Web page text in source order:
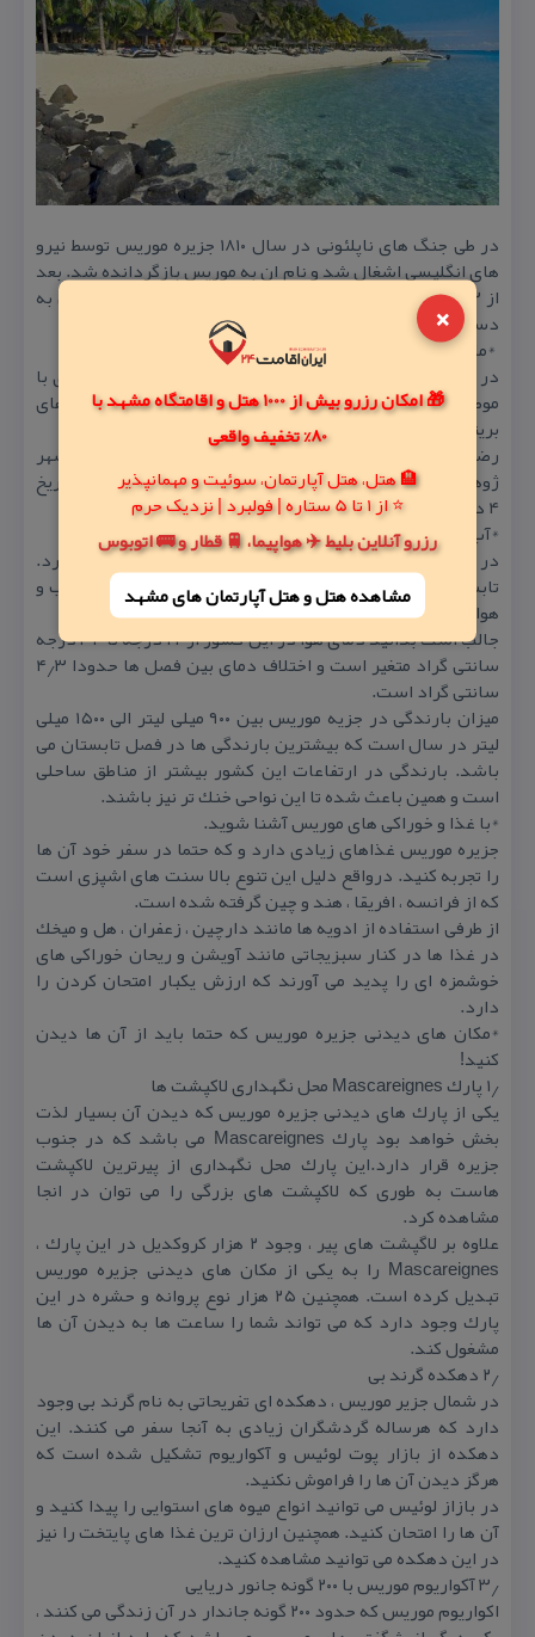
×
🎁 امکان رزرو بیش از 1000 هتل و اقامتگاه مشهد با
80% تخفیف واقعی
🏨 هتل، هتل آپارتمان، سوئیت و مهمانپذیر
⭐ از 1 تا 5 ستاره | فولبرد | نزدیک حرم
رزرو آنلاین بلیط ✈️ هواپیما، 🚆 قطار و 🚌 اتوبوس
مشاهده هتل و هتل‌ آپارتمان های مشهد
در طی جنگ های ناپلئونی در سال ۱۸۱۰ جزیره موریس توسط نیرو
های انگلیسی اشغال شد و نام ان به موریس بازگردانده شد. بعد
از ۲۵۳ سال این كشور توانست استقلال خود را از انگلستان به
دست آورد.
*ماجرای تبعید رضاشاه به موریس
در سال ۱۹۴۱ میلادی بود كه رضا شاه از طرف بریتانیا نامه ای با
موضوع كناره گیری از سمت خود دریافت كرد و توسط نیرو های
بریتانیایی از بندر عباس به جزیره موریس تبعید شد.
رضا شاه بعد از اینكه مدتی در موریس به سر برد ، به شهر
ژوهانسبورگ در آفریقای جنوبی منتقل شد و در همانجا در تاریخ
۴ دی ۱۳۲۳ درگذشت.
*آب هوای موریس
در جزیره موریس ، تنها دو فصل تابستان و زمستان وجود دارد.
تابستان های گرم و شرجی و زمستان های سرد و خشك از آب و
هوای این جزیره می باشند.
جالب است بدانید دمای هوا در این كشور از ۲۲ درجه تا ۳۴ درجه
سانتی گراد متغیر است و اختلاف دمای بین فصل ها حدودا ۴٫۳
سانتی گراد است.
میزان بارندگی در جزیه موریس بین ۹۰۰ میلی لیتر الی ۱۵۰۰ میلی
لیتر در سال است كه بیشترین بارندگی ها در فصل تابستان می
باشد. بارندگی در ارتفاعات این كشور بیشتر از مناطق ساحلی
است و همین باعث شده تا این نواحی خنك تر نیز باشند.
*با غذا و خوراكی های موریس آشنا شوید.
جزیره موریس غذاهای زیادی دارد و كه حتما در سفر خود آن ها
را تجربه كنید. درواقع دلیل این تنوع بالا سنت های اشپزی است
كه از فرانسه ، افریقا ، هند و چین گرفته شده است.
از طرفی استفاده از ادویه ها مانند دارچین ، زعفران ، هل و میخك
در غذا ها در كنار سبزیجاتی مانند آویشن و ریحان خوراكی های
خوشمزه ای را پدید می آورند كه ارزش یكبار امتحان كردن را
دارد.
*مكان های دیدنی جزیره موریس كه حتما باید از آن ها دیدن
كنید!
۱٫ پارك Mascareignes محل نگهداری لاكپشت ها
یكی از پارك های دیدنی جزیره موریس كه دیدن آن بسیار لذت
بخش خواهد بود پارك Mascareignes می باشد كه در جنوب
جزیره قرار دارد.این پارك محل نگهداری از پیرترین لاكپشت
هاست به طوری كه لاكپشت های بزرگی را می توان در انجا
مشاهده كرد.
علاوه بر لاگپشت های پیر ، وجود ۲ هزار كروكدیل در این پارك ،
Mascareignes را به یكی از مكان های دیدنی جزیره موریس
تبدیل كرده است. همچنین ۲۵ هزار نوع پروانه و حشره در این
پارك وجود دارد كه می تواند شما را ساعت ها به دیدن آن ها
مشغول كند.
۲٫ دهكده گرند بی
در شمال جزیر موریس ، دهكده ای تفریحاتی به نام گرند بی وجود
دارد كه هرساله گردشگران زیادی به آنجا سفر می كنند. این
دهكده از بازار پوت لوئیس و آكواریوم تشكیل شده است كه
هرگز دیدن آن ها را فراموش نكنید.
در بازاز لوئیس می توانید انواع میوه های استوایی را پیدا كنید و
آن ها را امتحان كنید. همچنین ارزان ترین غذا های پایتخت را نیز
در این دهكده می توانید مشاهده كنید.
۳٫ آكواریوم موریس با ۲۰۰ گونه جانور دریایی
اكواریوم موریس كه حدود ۲۰۰ گونه جاندار در آن زندگی می كنند ،